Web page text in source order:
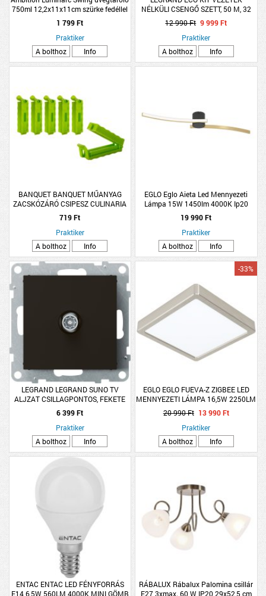
750ml 12,2x11x11cm szürke fedéllel
1 799 Ft
Praktiker
A bolthoz
Info
NÉLKÜLI CSENGŐ SZETT, 50 M, 32
DALLAM, IP44, ALUMÍNIUM, FEHÉR
12 990 Ft 9 999 Ft
Praktiker
A bolthoz
Info
BANQUET BANQUET MŰANYAG
ZACSKÓZÁRÓ CSIPESZ CULINARIA
6.5CM, 6 DB, PIROS, ZÖLD
719 Ft
Praktiker
A bolthoz
Info
EGLO Eglo Aieta Led Mennyezeti
Lámpa 15W 1450lm 4000K Ip20
73x12x8cm Fekete-Réz
19 990 Ft
Praktiker
A bolthoz
Info
LEGRAND LEGRAND SUNO TV
ALJZAT CSILLAGPONTOS, FEKETE
6 399 Ft
Praktiker
A bolthoz
Info
EGLO EGLO FUEVA-Z ZIGBEE LED
MENNYEZETI LÁMPA 16,5W 2250LM
2700-6500K IP44 DIMMELHETŐ
NIKKEL
-33%
20 990 Ft 13 990 Ft
Praktiker
A bolthoz
Info
ENTAC ENTAC LED FÉNYFORRÁS
E14 6,5W 560LM 4000K MINI GÖMB
RÁBALUX Rábalux Palomina csillár
E27 3xmax. 60 W IP20 29x52,5 cm